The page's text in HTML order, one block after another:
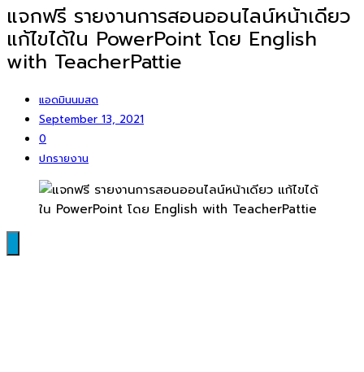
แจกฟรี รายงานการสอนออนไลน์หน้าเดียว
แก้ไขได้ใน PowerPoint โดย English
with TeacherPattie
แอดมินนมสด
September 13, 2021
0
ปกรายงาน